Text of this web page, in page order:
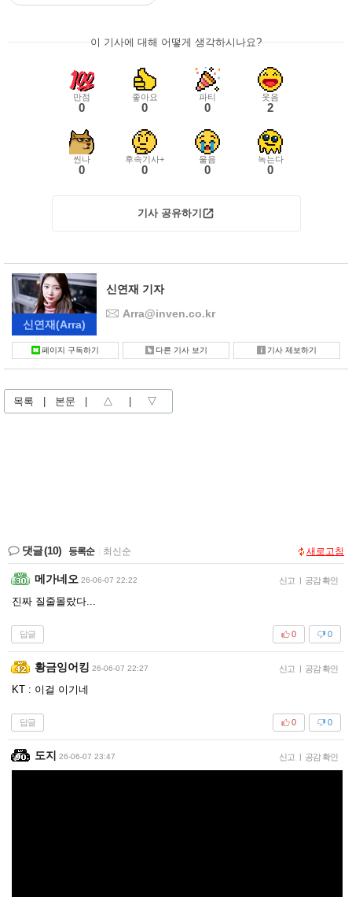
이 기사에 대해 어떻게 생각하시나요?
만점
0
좋아요
0
파티
0
웃음
2
씬나
0
후속기사+
0
울음
0
녹는다
0
기사 공유하기
신연재(Arra)
신연재 기자
Arra@inven.co.kr
페이지 구독하기 다른 기사 보기 기사 제보하기
목록 본문 △ ▽
댓글(10) 등록순 최신순 새로고침
메가네오 26-06-07 22:22 신고 | 공감 확인
진짜 질줄몰랐다...
답글 0
0
황금잉어킹 26-06-07 22:27 신고 | 공감 확인
KT : 이걸 이기네
답글 0
0
도지 26-06-07 23:47 신고 | 공감 확인